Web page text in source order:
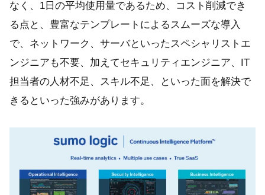
なく、1日の平均使用量であるため、コスト削減でき
る点と、豊富なテンプレートによるスムーズな導入
で、ネットワーク、サーバといったスペシャリストエ
ンジニアも不要、加えてセキュリティエンジニア、IT
担当者の人材不足、スキル不足、といった面を解決で
きるといった強みがあります。